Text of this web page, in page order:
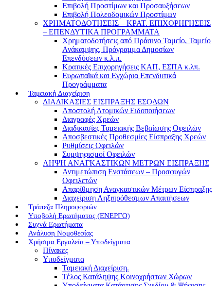
Επιβολή Προστίμων και Προσαυξήσεων
Επιβολή Πολεοδομικών Προστίμων
ΧΡΗΜΑΤΟΔΟΤΗΣΕΙΣ – ΚΡΑΤ. ΕΠΙΧΟΡΗΓΗΣΕΙΣ
– ΕΠΕΝΔΥΤΙΚΑ ΠΡΟΓΡΑΜΜΑΤΑ
Χρηματοδοτήσεις από Πράσινο Ταμείο, Ταμείο
Ανάκαμψης, Πρόγραμμα Δημοσίων
Επενδύσεων κ.λ.π.
Κρατικές Επιχορηγήσεις ΚΑΠ, ΕΣΠΑ κ.λπ.
Ευρωπαϊκά και Εγχώρια Επενδυτικά
Προγράμματα
Ταμειακή Διαχείριση
ΔΙΑΔΙΚΑΣΙΕΣ ΕΙΣΠΡΑΞΗΣ ΕΣΟΔΩΝ
Αποστολή Ατομικών Ειδοποιήσεων
Διαγραφές Χρεών
Διαδικασίες Ταμειακής Βεβαίωσης Οφειλών
Αποσβεστικές Προθεσμίες Είσπραξης Χρεών
Ρυθμίσεις Οφειλών
Συμψηφισμοί Οφειλών
ΛΗΨΗ ΑΝΑΓΚΑΣΤΙΚΩΝ ΜΕΤΡΩΝ ΕΙΣΠΡΑΞΗΣ
Αντιμετώπιση Ενστάσεων – Προσφυγών
Οφειλετών
Απαρίθμηση Αναγκαστικών Μέτρων Είσπραξης
Διαχείριση Ληξιπρόθεσμων Απαιτήσεων
Τράπεζα Πληροφοριών
Υποβολή Ερωτήματος (ΕΝΕΡΓΟ)
Συχνά Ερωτήματα
Ανάλυση Νομοθεσίας
Χρήσιμα Εργαλεία – Υποδείγματα
Πίνακες
Υποδείγματα
Ταμειακή Διαχείριση.
Τέλος Κατάληψης Κοινοχρήστων Χώρων